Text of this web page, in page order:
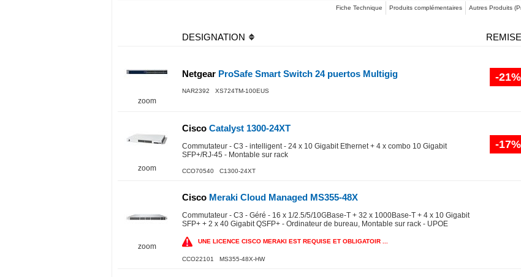
Fiche Technique Produits complémentaires Autres Produits
DESIGNATION REMISE
zoom
Netgear ProSafe Smart Switch 24 puertos Multigig
NAR2392 XS724TM-100EUS
-21%
zoom
Cisco Catalyst 1300-24XT
Commutateur - C3 - intelligent - 24 x 10 Gigabit Ethernet + 4 x combo 10 Gigabit
SFP+/RJ-45 - Montable sur rack
CCO70540 C1300-24XT
-17%
zoom
Cisco Meraki Cloud Managed MS355-48X
Commutateur - C3 - Géré - 16 x 1/2.5/5/10GBase-T + 32 x 1000Base-T + 4 x 10 Gigabit
SFP+ + 2 x 40 Gigabit QSFP+ - Ordinateur de bureau, Montable sur rack - UPOE
UNE LICENCE CISCO MERAKI EST REQUISE ET OBLIGATOIR ...
CCO22101 MS355-48X-HW